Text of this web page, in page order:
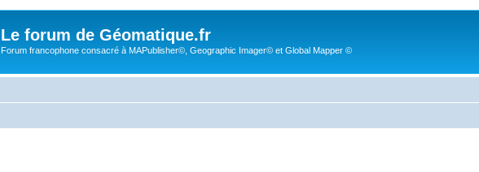
Le forum de Géomatique.fr
Forum francophone consacré à MAPublisher©, Geographic Imager© et Global Mapper ©